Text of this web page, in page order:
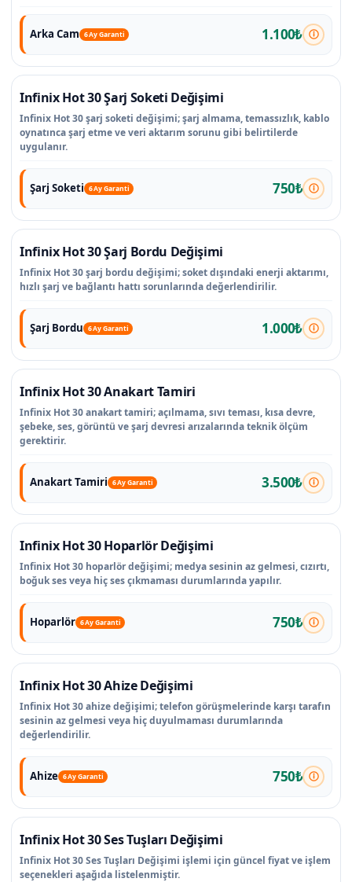
Arka Cam 6 Ay Garanti 1.100₺
Infinix Hot 30 Şarj Soketi Değişimi
Infinix Hot 30 şarj soketi değişimi; şarj almama, temassızlık, kablo
oynatınca şarj etme ve veri aktarım sorunu gibi belirtilerde
uygulanır.
Şarj Soketi 6 Ay Garanti 750₺
Infinix Hot 30 Şarj Bordu Değişimi
Infinix Hot 30 şarj bordu değişimi; soket dışındaki enerji aktarımı,
hızlı şarj ve bağlantı hattı sorunlarında değerlendirilir.
Şarj Bordu 6 Ay Garanti 1.000₺
Infinix Hot 30 Anakart Tamiri
Infinix Hot 30 anakart tamiri; açılmama, sıvı teması, kısa devre,
şebeke, ses, görüntü ve şarj devresi arızalarında teknik ölçüm
gerektirir.
Anakart Tamiri 6 Ay Garanti 3.500₺
Infinix Hot 30 Hoparlör Değişimi
Infinix Hot 30 hoparlör değişimi; medya sesinin az gelmesi, cızırtı,
boğuk ses veya hiç ses çıkmaması durumlarında yapılır.
Hoparlör 6 Ay Garanti 750₺
Infinix Hot 30 Ahize Değişimi
Infinix Hot 30 ahize değişimi; telefon görüşmelerinde karşı tarafın
sesinin az gelmesi veya hiç duyulmaması durumlarında
değerlendirilir.
Ahize 6 Ay Garanti 750₺
Infinix Hot 30 Ses Tuşları Değişimi
Infinix Hot 30 Ses Tuşları Değişimi işlemi için güncel fiyat ve işlem
seçenekleri aşağıda listelenmiştir.